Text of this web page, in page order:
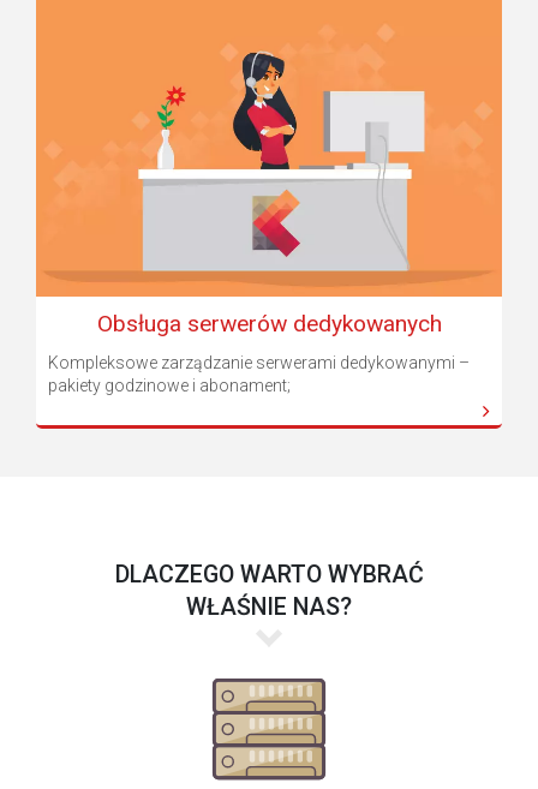
Obsługa serwerów dedykowanych
Kompleksowe zarządzanie serwerami dedykowanymi –
pakiety godzinowe i abonament;
DLACZEGO WARTO WYBRAĆ
WŁAŚNIE NAS?